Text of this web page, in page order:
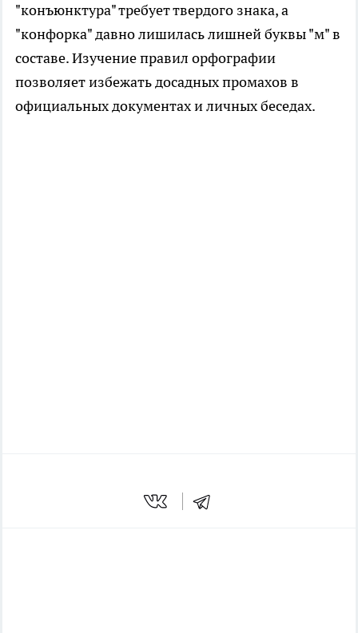
"конъюнктура" требует твердого знака, а
"конфорка" давно лишилась лишней буквы "м" в
составе. Изучение правил орфографии
позволяет избежать досадных промахов в
официальных документах и личных беседах.